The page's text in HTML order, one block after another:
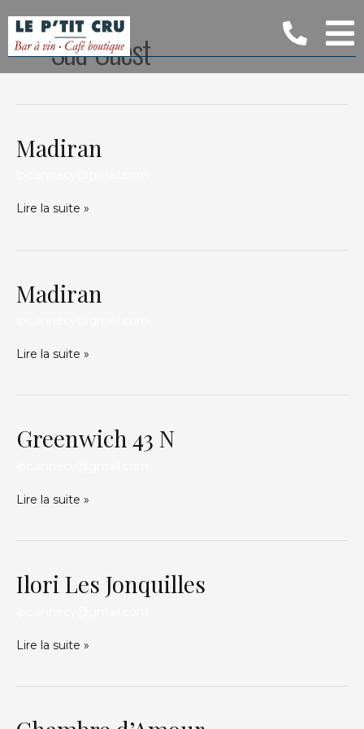
contenu Sud-Ouest
Madiran
Madiran
Lire la suite »
Madiran
Madiran
Lire la suite »
Greenwich 43 N
Greenwich
43
Lire la suite »
Ilori Les Jonquilles
Ilori
Les
Lire la suite »
Chambre